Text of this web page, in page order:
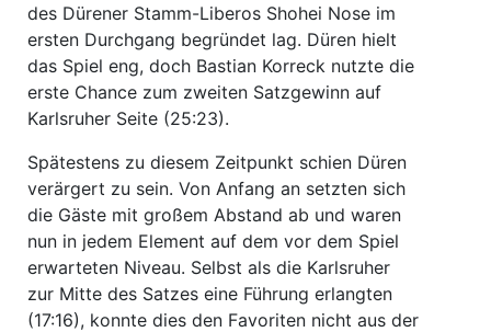
des Dürener Stamm-Liberos Shohei Nose im
ersten Durchgang begründet lag. Düren hielt
das Spiel eng, doch Bastian Korreck nutzte die
erste Chance zum zweiten Satzgewinn auf
Karlsruher Seite (25:23).
Spätestens zu diesem Zeitpunkt schien Düren
verärgert zu sein. Von Anfang an setzten sich
die Gäste mit großem Abstand ab und waren
nun in jedem Element auf dem vor dem Spiel
erwarteten Niveau. Selbst als die Karlsruher
zur Mitte des Satzes eine Führung erlangten
(17:16), konnte dies den Favoriten nicht aus der